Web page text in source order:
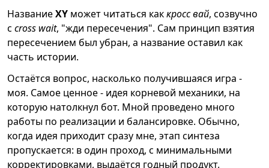
НазваниеXY может читаться каккросс вай, созвучно
с cross wait, "жди пересечения". Сам принцип взятия
пересечением был убран, а название оставил как
часть истории.
Остаётся вопрос, насколько получившаяся игра -
моя. Самое ценное - идея корневой механики, на
которую натолкнул бот. Мной проведено много
работы по реализации и балансировке. Обычно,
когда идея приходит сразу мне, этап синтеза
пропускается: в один проход, с минимальными
корректировками, выдаётся годный продукт.